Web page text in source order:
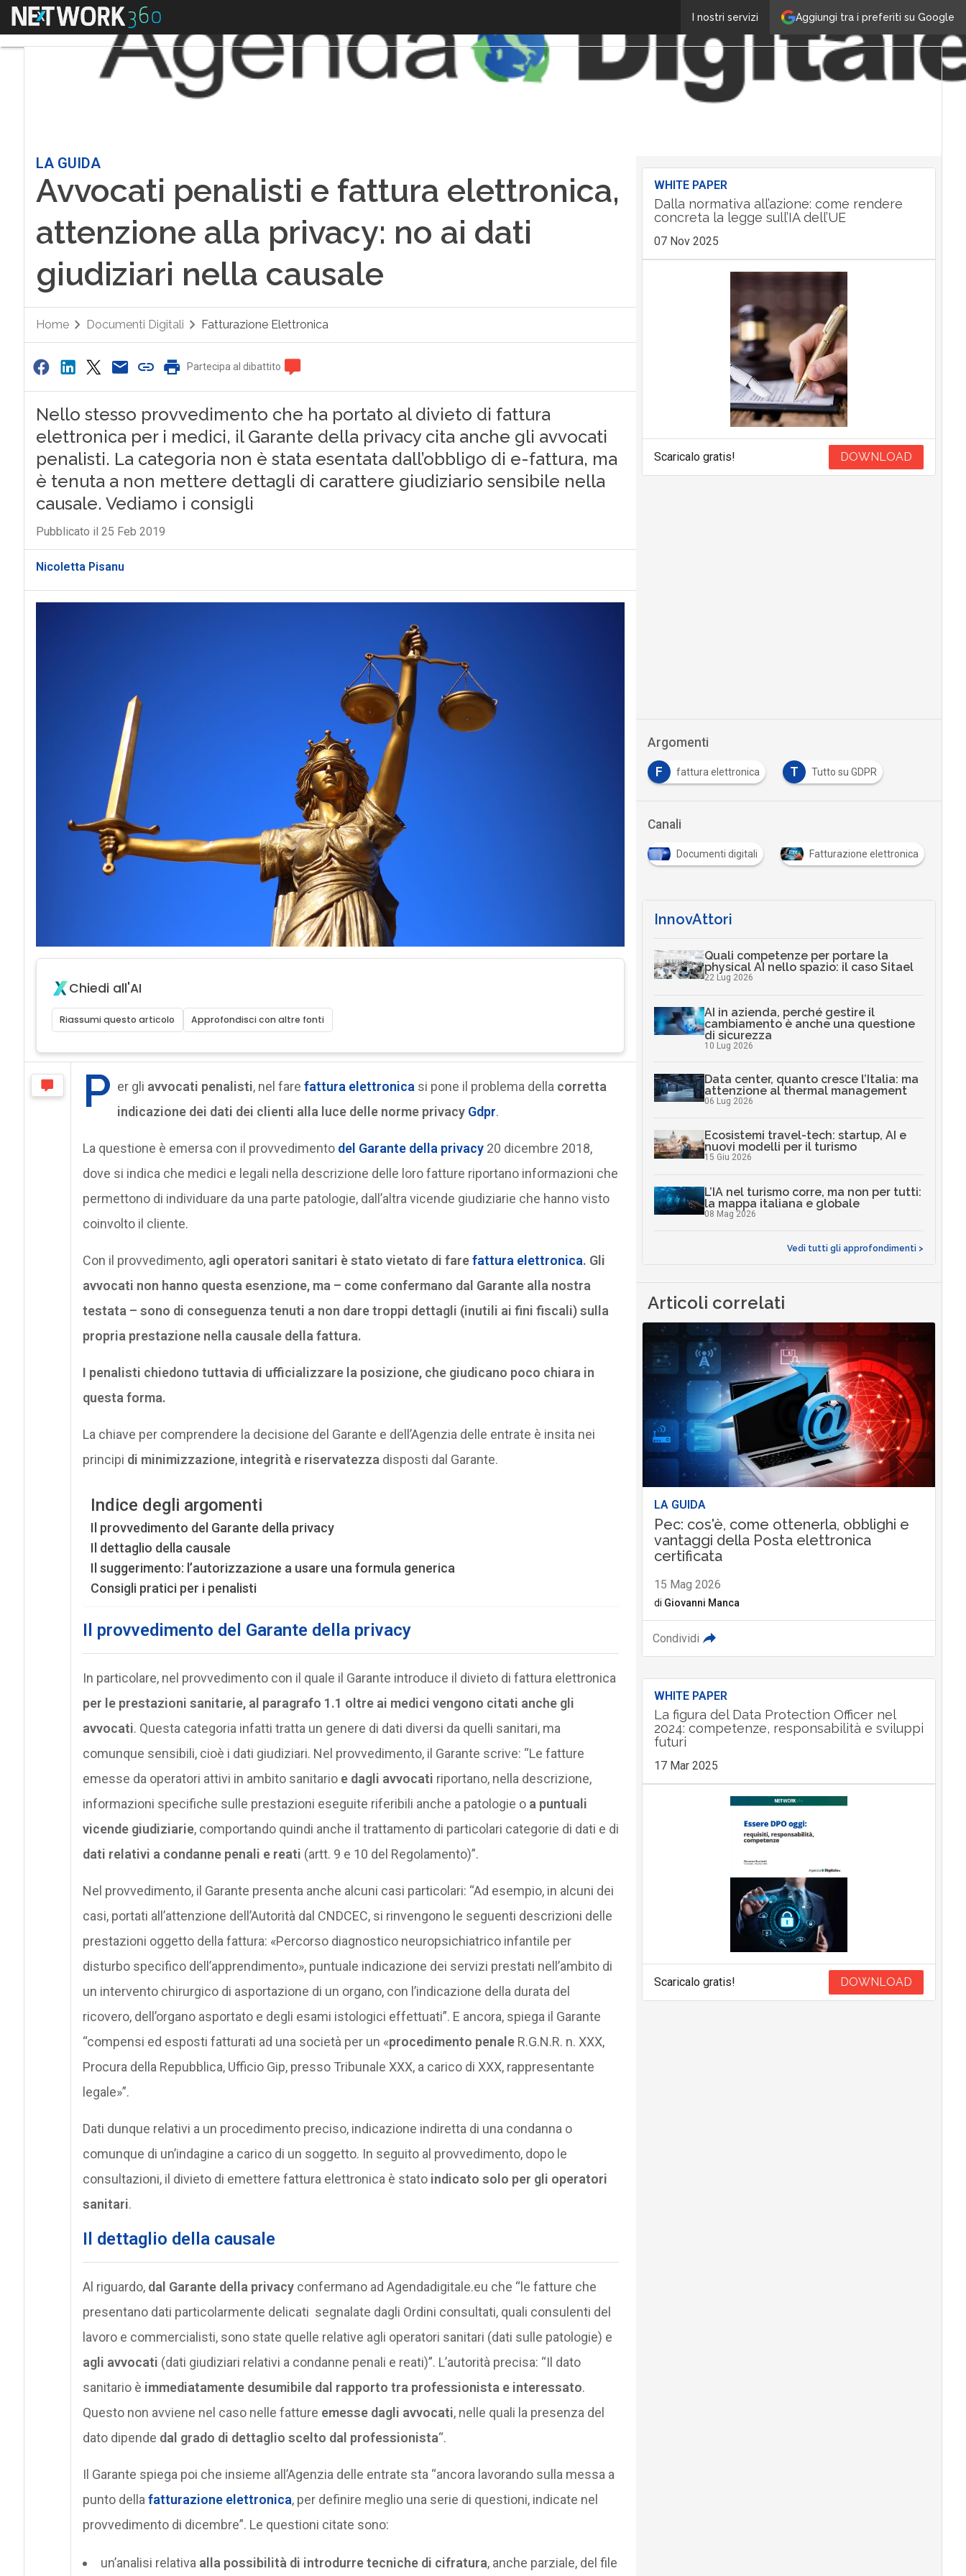
Aggiungi tra i preferiti su Google
I nostri servizi
Menu
LA GUIDA
Avvocati penalisti e fattura elettronica,
attenzione alla privacy: no ai dati
giudiziari nella causale
Home Documenti Digitali Fatturazione Elettronica
Partecipa al dibattito
Nello stesso provvedimento che ha portato al divieto di fattura
elettronica per i medici, il Garante della privacy cita anche gli avvocati
penalisti. La categoria non è stata esentata dall’obbligo di e-fattura, ma
è tenuta a non mettere dettagli di carattere giudiziario sensibile nella
causale. Vediamo i consigli
Pubblicato il 25 Feb 2019
Nicoletta Pisanu
Chiedi all'AI
Riassumi questo articolo Approfondisci con altre fonti
P er gli avvocati penalisti, nel fare fattura elettronica si pone il problema della corretta
indicazione dei dati dei clienti alla luce delle norme privacy Gdpr.
La questione è emersa con il provvedimento del Garante della privacy20 dicembre 2018,
dove si indica che medici e legali nella descrizione delle loro fatture riportano informazioni che
permettono di individuare da una parte patologie, dall’altra vicende giudiziarie che hanno visto
coinvolto il cliente.
Con il provvedimento, agli operatori sanitari è stato vietato di farefattura elettronica. Gli
avvocati non hanno questa esenzione, ma – come confermano dal Garante alla nostra
testata – sono di conseguenza tenuti a non dare troppi dettagli (inutili ai fini fiscali) sulla
propria prestazione nella causale della fattura.
I penalisti chiedono tuttavia di ufficializzare la posizione, che giudicano poco chiara in
questa forma.
La chiave per comprendere la decisione del Garante e dell’Agenzia delle entrate è insita nei
principi di minimizzazione, integrità e riservatezza disposti dal Garante.
Indice degli argomenti
Il provvedimento del Garante della privacy
Il dettaglio della causale
Il suggerimento: l’autorizzazione a usare una formula generica
Consigli pratici per i penalisti
Il provvedimento del Garante della privacy
In particolare, nel provvedimento con il quale il Garante introduce il divieto di fattura elettronica
per le prestazioni sanitarie, al paragrafo 1.1 oltre ai medici vengono citati anche gli
avvocati. Questa categoria infatti tratta un genere di dati diversi da quelli sanitari, ma
comunque sensibili, cioè i dati giudiziari. Nel provvedimento, il Garante scrive: “Le fatture
emesse da operatori attivi in ambito sanitario e dagli avvocati riportano, nella descrizione,
informazioni specifiche sulle prestazioni eseguite riferibili anche a patologie o a puntuali
vicende giudiziarie, comportando quindi anche il trattamento di particolari categorie di dati e di
dati relativi a condanne penali e reati (artt. 9 e 10 del Regolamento)”.
Nel provvedimento, il Garante presenta anche alcuni casi particolari: “Ad esempio, in alcuni dei
casi, portati all’attenzione dell’Autorità dal CNDCEC, si rinvengono le seguenti descrizioni delle
prestazioni oggetto della fattura: «Percorso diagnostico neuropsichiatrico infantile per
disturbo specifico dell’apprendimento», puntuale indicazione dei servizi prestati nell’ambito di
un intervento chirurgico di asportazione di un organo, con l’indicazione della durata del
ricovero, dell’organo asportato e degli esami istologici effettuati”. E ancora, spiega il Garante
“compensi ed esposti fatturati ad una società per un «procedimento penaleR.G.N.R. n. XXX,
Procura della Repubblica, Ufficio Gip, presso Tribunale XXX, a carico di XXX, rappresentante
legale»”.
Dati dunque relativi a un procedimento preciso, indicazione indiretta di una condanna o
comunque di un’indagine a carico di un soggetto. In seguito al provvedimento, dopo le
consultazioni, il divieto di emettere fattura elettronica è stato indicato solo per gli operatori
sanitari.
Il dettaglio della causale
Al riguardo, dal Garante della privacyconfermano ad Agendadigitale.eu che “le fatture che
presentano dati particolarmente delicati segnalate dagli Ordini consultati, quali consulenti del
lavoro e commercialisti, sono state quelle relative agli operatori sanitari (dati sulle patologie) e
agli avvocati (dati giudiziari relativi a condanne penali e reati)”. L’autorità precisa: “Il dato
sanitario è immediatamente desumibile dal rapporto tra professionista e interessato.
Questo non avviene nel caso nelle fatture emesse dagli avvocati, nelle quali la presenza del
dato dipende dal grado di dettaglio scelto dal professionista“.
Il Garante spiega poi che insieme all’Agenzia delle entrate sta “ancora lavorando sulla messa a
punto della fatturazione elettronica, per definire meglio una serie di questioni, indicate nel
provvedimento di dicembre”. Le questioni citate sono:
un’analisi relativa alla possibilità di introdurre tecniche di cifratura, anche parziale, del file
WHITE PAPER
Dalla normativa all’azione: come rendere
concreta la legge sull’IA dell’UE
07 Nov 2025
Scaricalo gratis! DOWNLOAD
Argomenti
F fattura elettronica T Tutto su GDPR
Canali
Documenti digitali Fatturazione elettronica
InnovAttori
Quali competenze per portare la
physical AI nello spazio: il caso Sitael
22 Lug 2026
AI in azienda, perché gestire il
cambiamento è anche una questione
di sicurezza
10 Lug 2026
Data center, quanto cresce l’Italia: ma
attenzione al thermal management
06 Lug 2026
Ecosistemi travel-tech: startup, AI e
nuovi modelli per il turismo
15 Giu 2026
L’IA nel turismo corre, ma non per tutti:
la mappa italiana e globale
08 Mag 2026
Vedi tutti gli approfondimenti >
Articoli correlati
LA GUIDA
Pec: cos'è, come ottenerla, obblighi e
vantaggi della Posta elettronica
certificata
15 Mag 2026
di Giovanni Manca
Condividi
WHITE PAPER
La figura del Data Protection Officer nel
2024: competenze, responsabilità e sviluppi
futuri
17 Mar 2025
Scaricalo gratis! DOWNLOAD